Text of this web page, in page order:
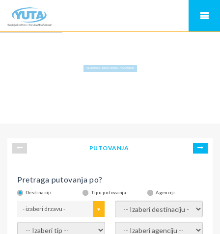
VILA BANJICA - BANJIČKI PARK - SOKOBANJA
PUTOVANJA
Pretraga putovanja po?
Destinaciji Tipu putovanja Agenciji
- izaberi drzavu - - izaberi destinaciju -
- izaberi tip - - izaberi agenciju -